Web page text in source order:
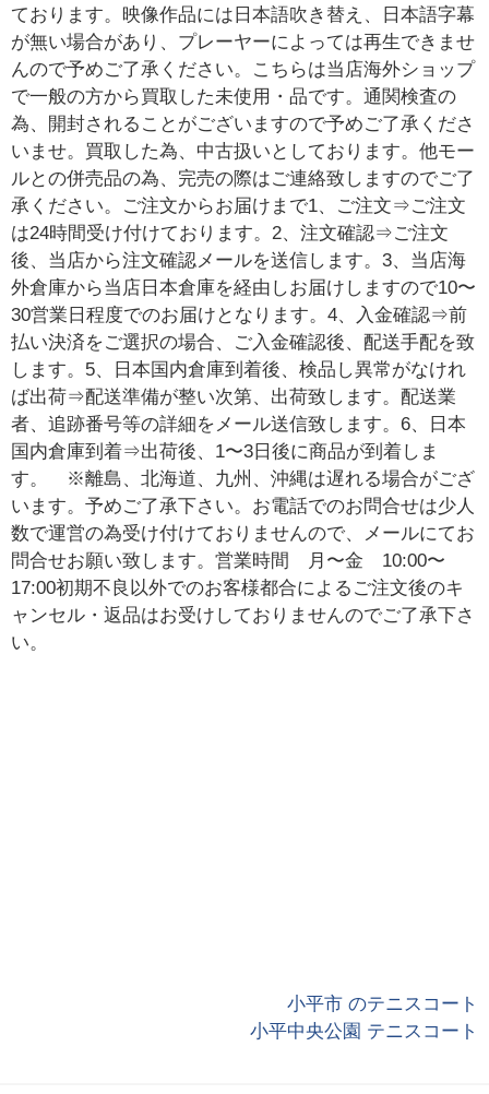
ております。映像作品には日本語吹き替え、日本語字幕
が無い場合があり、プレーヤーによっては再生できませ
んので予めご了承ください。こちらは当店海外ショップ
で一般の方から買取した未使用・品です。通関検査の
為、開封されることがございますので予めご了承くださ
いませ。買取した為、中古扱いとしております。他モー
ルとの併売品の為、完売の際はご連絡致しますのでご了
承ください。ご注文からお届けまで1、ご注文⇒ご注文
は24時間受け付けております。2、注文確認⇒ご注文
後、当店から注文確認メールを送信します。3、当店海
外倉庫から当店日本倉庫を経由しお届けしますので10〜
30営業日程度でのお届けとなります。4、入金確認⇒前
払い決済をご選択の場合、ご入金確認後、配送手配を致
します。5、日本国内倉庫到着後、検品し異常がなけれ
ば出荷⇒配送準備が整い次第、出荷致します。配送業
者、追跡番号等の詳細をメール送信致します。6、日本
国内倉庫到着⇒出荷後、1〜3日後に商品が到着しま
す。 ※離島、北海道、九州、沖縄は遅れる場合がござ
います。予めご了承下さい。お電話でのお問合せは少人
数で運営の為受け付けておりませんので、メールにてお
問合せお願い致します。営業時間 月〜金 10:00〜
17:00初期不良以外でのお客様都合によるご注文後のキ
ャンセル・返品はお受けしておりませんのでご了承下さ
い。
小平市 のテニスコート
小平中央公園 テニスコート